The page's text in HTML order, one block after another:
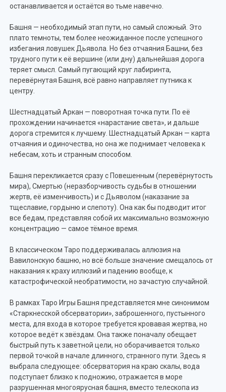
останавливается и остаётся во тьме навечно.
Башня — необходимый этап пути, но самый сложный. Это
плато темноты, тем более неожиданное после успешного
избегания ловушек Дьявола. Но без отчаяния Башни, без
трудного пути к её вершине (или дну) дальнейшая дорога
теряет смысл. Самый пугающий круг лабиринта,
перевёрнутая Башня, всё равно направляет путника к
центру.
Шестнадцатый Аркан — поворотная точка пути. По её
прохождении начинается «нарастание света», и дальше
дорога стремится к лучшему. Шестнадцатый Аркан — карта
отчаяния и одиночества, но она же поднимает человека к
небесам, хоть и странным способом.
Башня перекликается сразу с Повешенным (перевёрнутость
мира), Смертью (неразборчивость судьбы в отношении
жертв, её изменчивость) и с Дьяволом (наказание за
тщеславие, гордыню и слепоту). Она как бы подводит итог
все бедам, представляя собой их максимально возможную
концентрацию — самое тёмное время.
В классическом Таро поддерживалась аллюзия на
Вавилонскую башню, но всё больше значение смещалось от
наказания к краху иллюзий и падению вообще, к
катастрофической необратимости, но зачастую случайной.
В рамках Таро Игры Башня представляется мне синонимом
«Старкнесской обсерватории», заброшенного, пустынного
места, для входа в которое требуется кровавая жертва, но
которое ведёт к звёздам. Она также поначалу обещает
быстрый путь к заветной цели, но оборачивается только
первой точкой в начале длинного, странного пути. Здесь я
выбрала следующее: обсерватория на краю скалы, вода
подступает близко к подножию, отражается в море
разрушенная многоярусная башня, вместо телескопа из